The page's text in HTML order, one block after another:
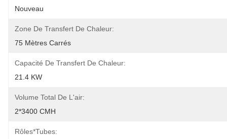
Nouveau
Zone De Transfert De Chaleur:
75 Mètres Carrés
Capacité De Transfert De Chaleur:
21.4 KW
Volume Total De L'air:
2*3400 CMH
Rôles*Tubes: